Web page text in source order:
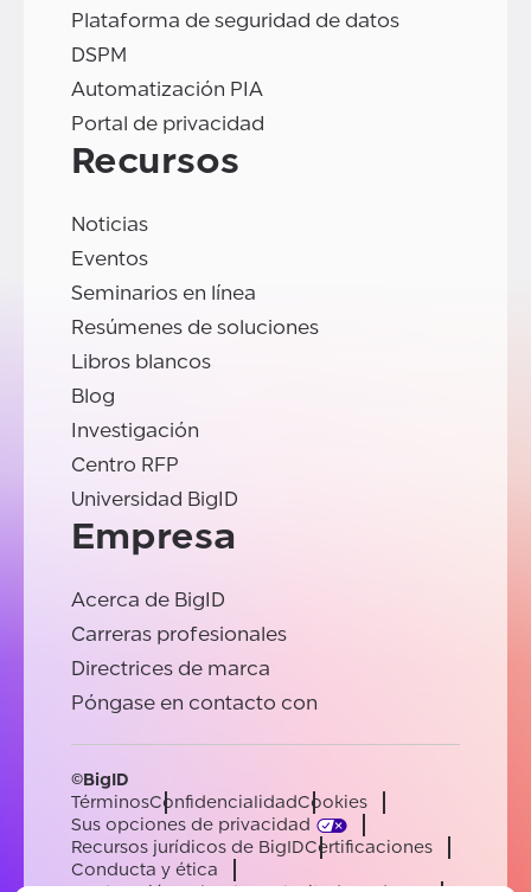
Plataforma de seguridad de datos
DSPM
Automatización PIA
Portal de privacidad
Recursos
Noticias
Eventos
Seminarios en línea
Resúmenes de soluciones
Libros blancos
Blog
Investigación
Centro RFP
Universidad BigID
Empresa
Acerca de BigID
Carreras profesionales
Directrices de marca
Póngase en contacto con
©BigID
TérminosConfidencialidadCookies
Sus opciones de privacidad
Recursos jurídicos de BigIDCertificaciones
Conducta y ética